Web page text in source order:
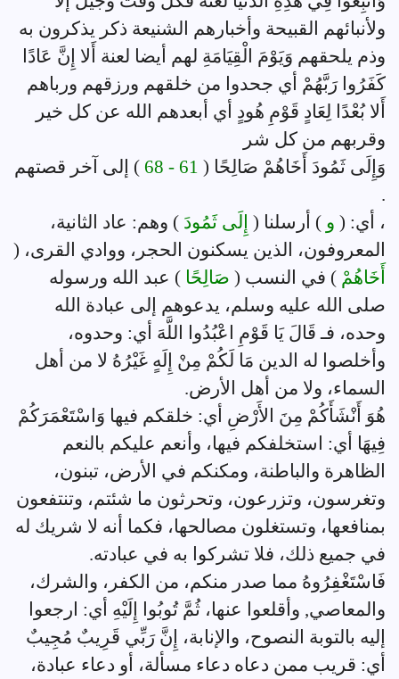
ولأنبائهم القبيحة وأخبارهم الشنيعة ذكر يذكرون به
وذم يلحقهم وَيَوْمَ الْقِيَامَةِ لهم أيضا لعنة أَلا إِنَّ عَادًا
كَفَرُوا رَبَّهُمْ أي جحدوا من خلقهم ورزقهم ورباهم
أَلا بُعْدًا لِعَادٍ قَوْمِ هُودٍ أي أبعدهم الله عن كل خير
وقربهم من كل شر
وَإِلَى ثَمُودَ أَخَاهُمْ صَالِحًا (
) إلى آخر قصتهم
.
، أي: ( و ) أرسلنا ( إِلَى ثَمُودَ ) وهم: عاد الثانية،
المعروفون، الذين يسكنون الحجر، ووادي القرى، (
أَخَاهُمْ ) في النسب ( صَالِحًا ) عبد الله ورسوله
صلى الله عليه وسلم، يدعوهم إلى عبادة الله
وحده، فـ قَالَ يَا قَوْمِ اعْبُدُوا اللَّهَ أي: وحدوه،
وأخلصوا له الدين مَا لَكُمْ مِنْ إِلَهٍ غَيْرُهُ لا من أهل
السماء، ولا من أهل الأرض.
هُوَ أَنْشَأَكُمْ مِنَ الأَرْضِ أي: خلقكم فيها وَاسْتَعْمَرَكُمْ
فِيهَا أي: استخلفكم فيها، وأنعم عليكم بالنعم
الظاهرة والباطنة، ومكنكم في الأرض، تبنون،
وتغرسون، وتزرعون، وتحرثون ما شئتم، وتنتفعون
بمنافعها، وتستغلون مصالحها، فكما أنه لا شريك له
في جميع ذلك، فلا تشركوا به في عبادته.
فَاسْتَغْفِرُوهُ مما صدر منكم، من الكفر، والشرك،
والمعاصي, وأقلعوا عنها، ثُمَّ تُوبُوا إِلَيْهِ أي: ارجعوا
إليه بالتوبة النصوح، والإنابة، إِنَّ رَبِّي قَرِيبٌ مُجِيبٌ
أي: قريب ممن دعاه دعاء مسألة، أو دعاء عبادة،